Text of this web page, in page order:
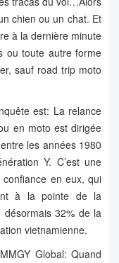
chien ou un chat. Et
à la dernière minute
ou toute autre forme
sauf road trip moto
est: La relance
en moto est dirigée
les années 1980
Y. C’est une
en eux, qui
à la pointe de la
désormais 32% de la
vietnamienne.
Global: Quand